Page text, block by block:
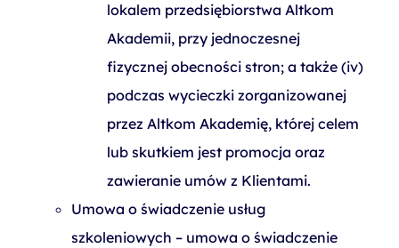
lokalem przedsiębiorstwa Altkom
Akademii, przy jednoczesnej
fizycznej obecności stron; a także (iv)
podczas wycieczki zorganizowanej
przez Altkom Akademię, której celem
lub skutkiem jest promocja oraz
zawieranie umów z Klientami.
Umowa o świadczenie usług
szkoleniowych – umowa o świadczenie